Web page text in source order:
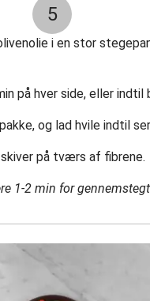
5
i en stor
på hver side, eller indtil
og lad hvile indtil
på tværs af fibrene.
1-2 min for